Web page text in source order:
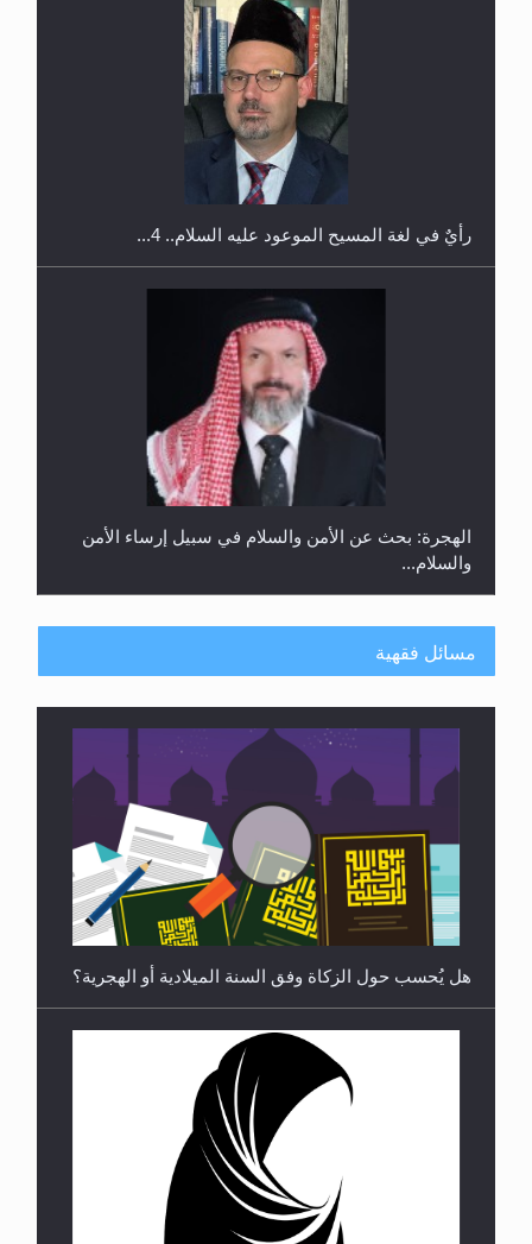
اليوم الوطني الرياضي لمجلس أنصار الله في هولندا
رأيٌ في لغة المسيح الموعود عليه السلام.. 4...
الهجرة: بحث عن الأمن والسلام في سبيل إرساء الأمن
والسلام...
رأيٌ في لغة المسيح الموعود عليه السلام ..«3» نظرة
في شعر المسيح الموعود عليه السلام.....
**الحصن الحصين من وساوس المعارضين ...**...
مسائل فقهية
هل يُحسب حول الزكاة وفق السنة الميلادية أو الهجرية؟